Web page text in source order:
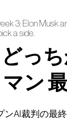
3: Elon Musk
a side.
っ
ン
ンAI裁判の最